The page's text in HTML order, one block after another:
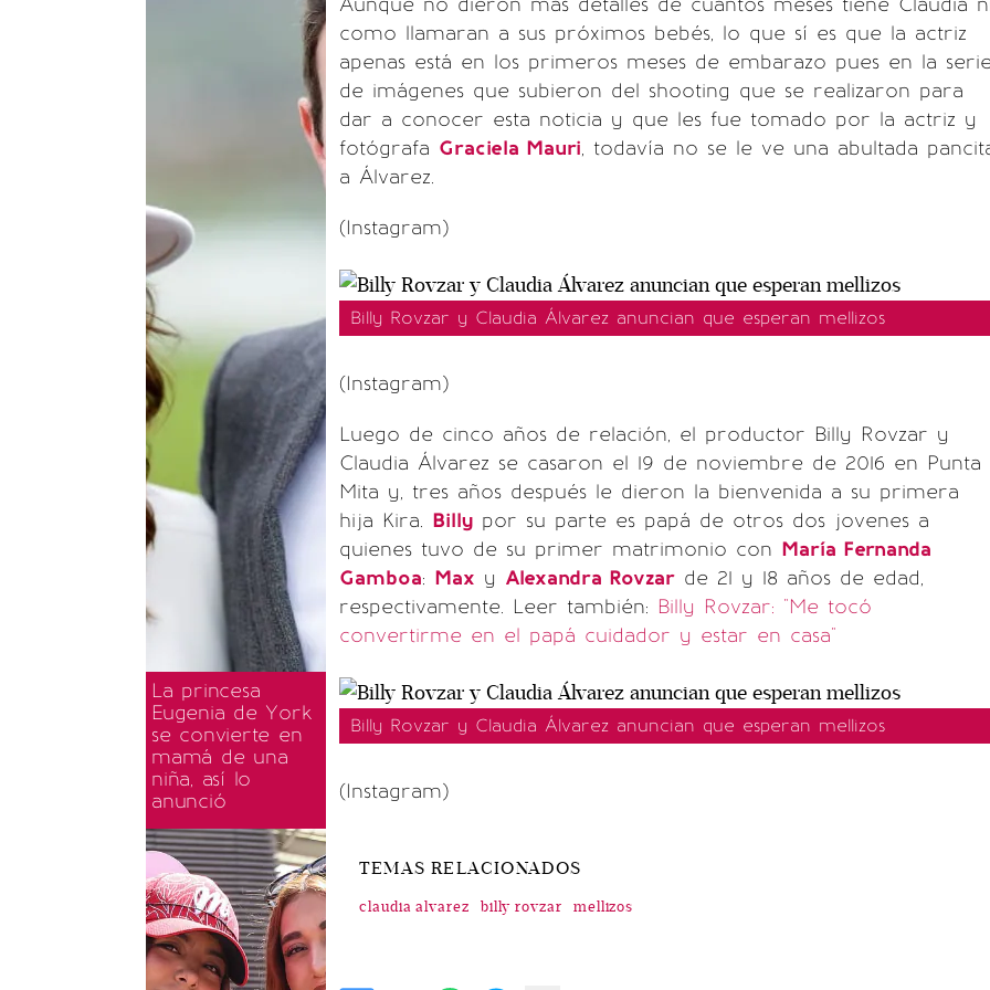
La princesa
Eugenia de York
se convierte en
mamá de una
niña, así lo
anunció
como llamaran a sus próximos bebés, lo que sí es que la actriz
apenas está en los primeros meses de embarazo pues en la serie
de imágenes que subieron del shooting que se realizaron para
dar a conocer esta noticia y que les fue tomado por la actriz y
fotógrafa Graciela Mauri, todavía no se le ve una abultada
a Álvarez.
(Instagram)
Billy Rovzar y Claudia Álvarez anuncian que esperan mellizos
(Instagram)
Luego de cinco años de relación, el productor Billy Rovzar y
Claudia Álvarez se casaron el 19 de noviembre de 2016 en Punta
Mita y, tres años después le dieron la bienvenida a su primera
hija Kira. Billy por su parte es papá de otros dos jovenes a
quienes tuvo de su primer matrimonio con María Fernanda
Gamboa: Max y Alexandra Rovzar de 21 y 18 años de edad,
respectivamente. Leer también: Billy Rovzar: "Me tocó
convertirme en el papá cuidador y estar en casa"
Billy Rovzar y Claudia Álvarez anuncian que esperan mellizos
(Instagram)
TEMAS RELACIONADOS
claudia alvarez billy rovzar mellizos